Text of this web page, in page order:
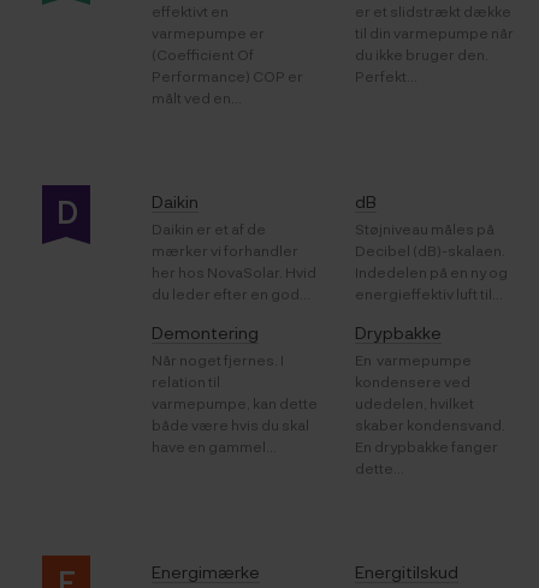
effektivt en
varmepumpe er
(Coefficient Of
Performance) COP er
målt ved en...
er et slidstrækt dække
til din varmepumpe når
du ikke bruger den.
Perfekt...
D Daikin
Daikin er et af de
mærker vi forhandler
her hos NovaSolar. Hvid
du leder efter en god...
dB
Støjniveau måles på
Decibel (dB)-skalaen.
Indedelen på en ny og
energieffektiv luft til...
Demontering
Når noget fjernes. I
relation til
varmepumpe, kan dette
både være hvis du skal
have en gammel...
Drypbakke
En varmepumpe
kondensere ved
udedelen, hvilket
skaber kondensvand.
En drypbakke fanger
dette...
Energimærke Energitilskud